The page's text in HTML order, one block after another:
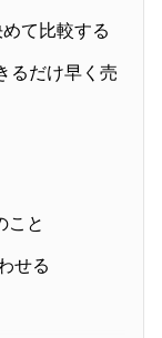
て比較する
るだけ早く売
こと
せる